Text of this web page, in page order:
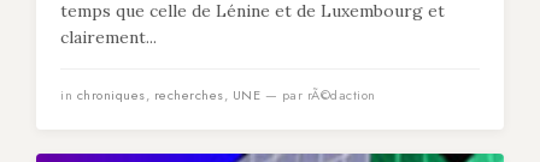
temps que celle de Lénine et de Luxembourg et
clairement...
in chroniques, recherches, UNE — par rÃ©daction